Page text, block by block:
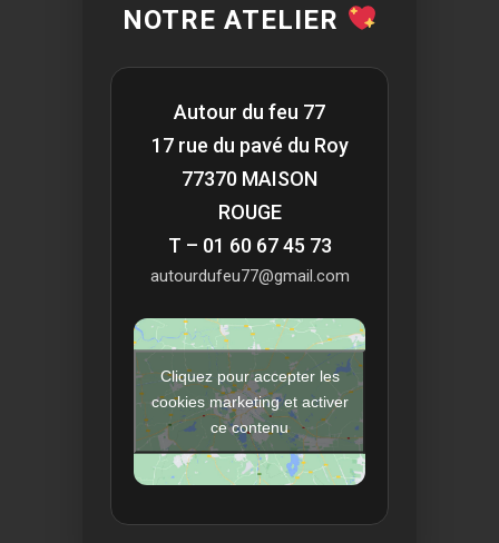
NOTRE ATELIER
Autour du feu 77
17 rue du pavé du Roy
77370 MAISON
ROUGE
T – 01 60 67 45 73
autourdufeu77@gmail.com
Cliquez pour accepter les
cookies marketing et activer
ce contenu